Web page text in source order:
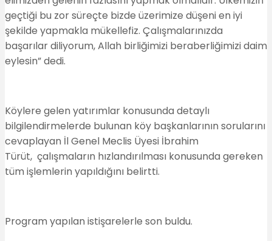
geçtiği bu zor süreçte bizde üzerimize düşeni en iyi
şekilde yapmakla mükellefiz. Çalışmalarınızda
başarılar diliyorum, Allah birliğimizi beraberliğimizi daim
eylesin” dedi.
Köylere gelen yatırımlar konusunda detaylı
bilgilendirmelerde bulunan köy başkanlarının sorularını
cevaplayan İl Genel Meclis Üyesi İbrahim
Türüt, çalışmaların hızlandırılması konusunda gereken
tüm işlemlerin yapıldığını belirtti.
Program yapılan istişarelerle son buldu.